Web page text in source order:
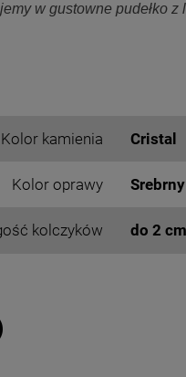
w gustowne pudełko z
Kolor kamienia Cristal
Kolor oprawy Srebrny
kolczyków do 2 cm